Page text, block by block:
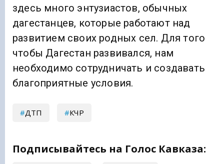
здесь много энтузиастов, обычных
дагестанцев, которые работают над
развитием своих родных сел. Для того
чтобы Дагестан развивался, нам
необходимо сотрудничать и создавать
благоприятные условия.
ДТП КЧР
Подписывайтесь на Голос Кавказа: